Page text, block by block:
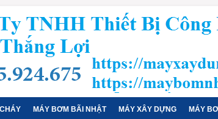
MÁY BƠM BÃI NHẬT MÁY XÂY DỰNG MÁY